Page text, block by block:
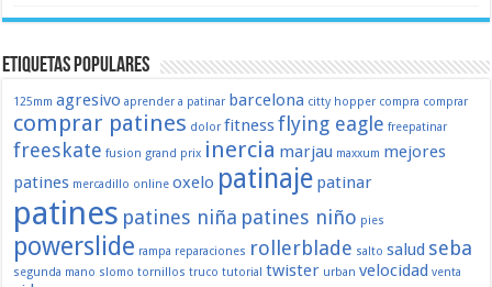
Etiquetas populares
125mm agresivo aprender a patinar barcelona citty hopper compra comprar
comprar patines dolor fitnessflying eagle freepatinar
freeskate fusion grand prix inercia marjau maxxum mejores
patines mercadillo online oxelo patinaje patinar
patines patines niña patines niño pies
powerslide rampa reparaciones rollerblade salto salud seba
segunda mano slomo tornillos truco tutorial twister urban velocidad venta